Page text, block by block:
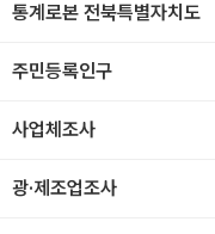
통계로본 전북특별자치도
주민등록인구
사업체조사
광·제조업조사